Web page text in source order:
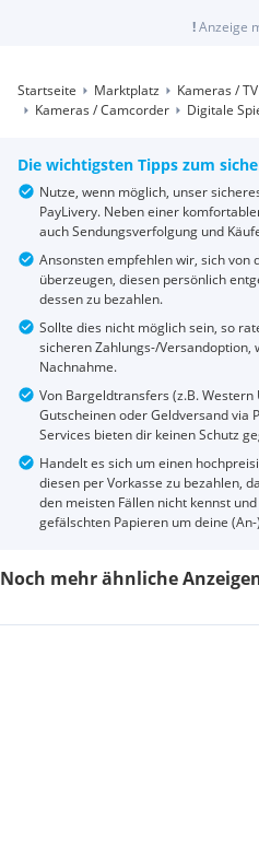
!Anzeige
Startseite Marktplatz
Kameras /
Kameras / Camcorder
Digitale
Die wichtigsten Tipps zum
Nutze, wenn möglich, unser
PayLivery. Neben einer
auch Sendungsverfolgung und
Ansonsten empfehlen wir, sich von
überzeugen, diesen persönlich
dessen zu bezahlen.
Sollte dies nicht möglich sein, so
sicheren Zahlungs-/Versandoption,
Nachnahme.
Von Bargeldtransfers (z.B.
Gutscheinen oder Geldversand via
Services bieten dir keinen Schutz
Handelt es sich um einen
diesen per Vorkasse zu bezahlen,
den meisten Fällen nicht kennst
gefälschten Papieren um deine
Noch mehr ähnliche